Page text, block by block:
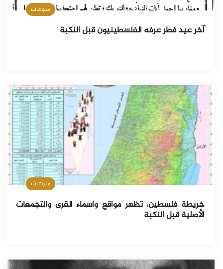
منوعات
آخر عيد فطر عرفه الفلسطينيون قبل النكبة
منوعات
خريطة فلسطين، تظهر مواقع وأسماء القرى والتجمعات
الأصلية قبل النكبة